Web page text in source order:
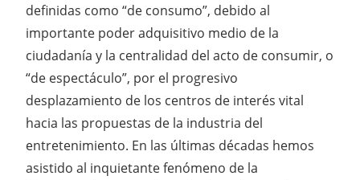
definidas como “de consumo”, debido al
importante poder adquisitivo medio de la
ciudadanía y la centralidad del acto de consumir, o
“de espectáculo”, por el progresivo
desplazamiento de los centros de interés vital
hacia las propuestas de la industria del
entretenimiento. En las últimas décadas hemos
asistido al inquietante fenómeno de la